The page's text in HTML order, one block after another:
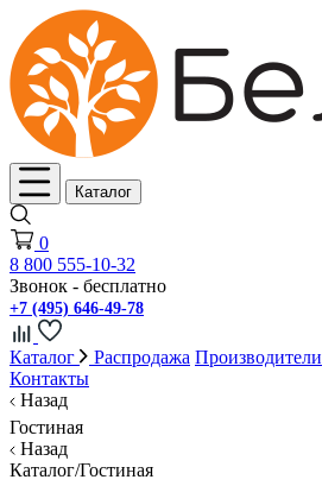
Каталог
0
8 800 555-10-32
Звонок - бесплатно
+7 (495) 646-49-78
Каталог Распродажа Производители
Контакты
Назад
Гостиная
Назад
Каталог/Гостиная